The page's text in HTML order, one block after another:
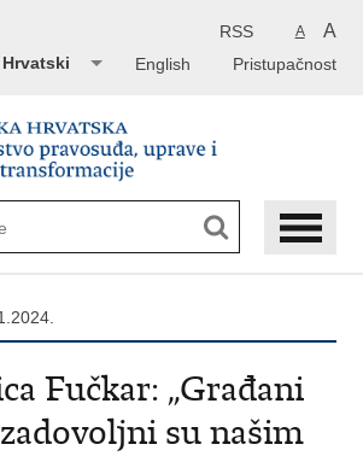
A A
RSS
Pristupačnost
English
Hrvatski
Fučkar: „Građani
su našim